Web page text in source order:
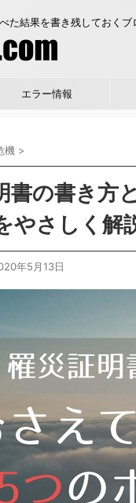
た結果を書き残しておくブ
エラー情報
機 >
書の書き方
やさしく解
年5月13日